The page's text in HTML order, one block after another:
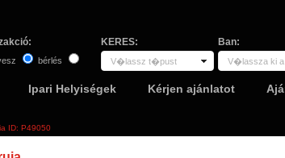
bérlés
KERES:
V�lassz t�pust
Ban:
V�lassza ki
Ipari Helyiségek Kérjen ajánlatot
ID: P49050